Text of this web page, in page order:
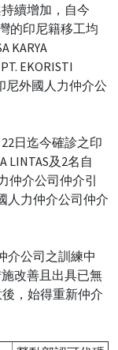
續增加，自今
的印尼籍移工均
KARYA
EKORISTI
尼外國人力仲介公
日迄今確診之印
LINTAS及2名自
仲介公司仲介引
人力仲介公司仲介
介公司之訓練中
改善且出具已無
，始得重新仲介